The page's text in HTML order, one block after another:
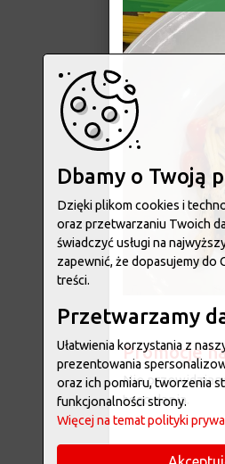
Promocje
Nie
tego dania.
Dbamy o Twoją
Dzięki plikom cookies i
oraz przetwarzaniu Twoich
świadczyć usługi na
zapewnić, że dopasujemy do
treści.
Przetwarzamy
Ułatwienia korzystania z
prezentowania
oraz ich pomiaru, tworzenia
funkcjonalności strony.
Więcej na temat polityki